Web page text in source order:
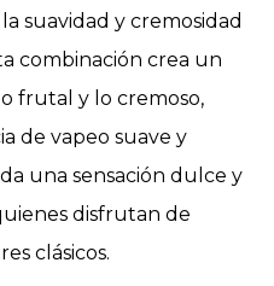
suavidad y cremosidad
combinación crea un
frutal y lo cremoso,
de vapeo suave y
una sensación dulce y
disfrutan de
clásicos.